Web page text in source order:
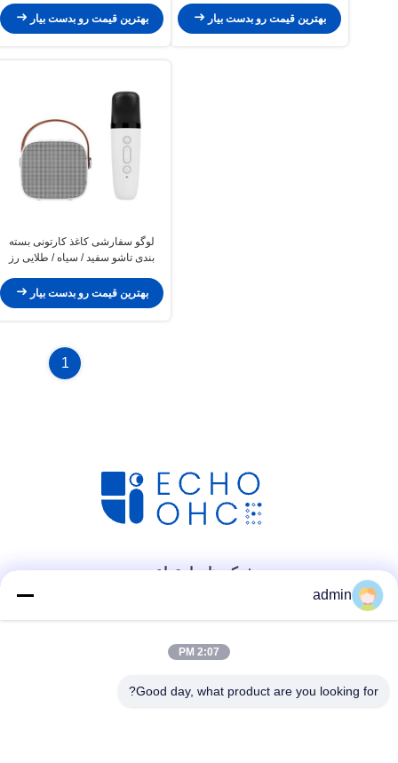
بهترین قیمت رو بدست بیار
کارتونی
بهترین قیمت رو بدست بیار
لوگو سفارشی کاغذ کارتونی بسته
بندی تاشو سفید / سیاه / طلایی رز
نوار
بهترین قیمت رو بدست بیار
1
شبکه های اجتماعی
تماس سریع
admin
2:07 PM
Good day, what product are you looking for?